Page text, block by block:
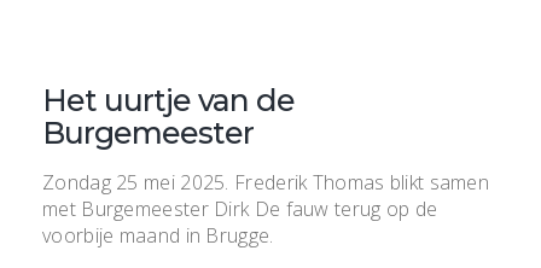
Het uurtje van de
Burgemeester
Zondag 25 mei 2025. Frederik Thomas blikt samen
met Burgemeester Dirk De fauw terug op de
voorbije maand in Brugge.